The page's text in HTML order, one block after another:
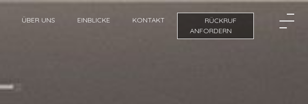
ÜBER UNS EINBLICKE KONTAKT
RÜCKRUF
ANFORDERN